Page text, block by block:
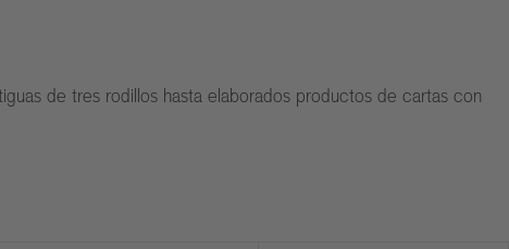
de tres rodillos hasta elaborados productos de cartas con